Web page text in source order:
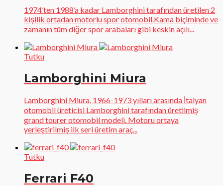
1974’ten 1988’a kadar Lamborghini tarafından üretilen 2
kişilik ortadan motorlu spor otomobil.Kama biçiminde ve
zamanın tüm diğer spor arabaları gibi keskin açılı...
Tutku
Lamborghini Miura
Lamborghini Miura, 1966-1973 yılları arasında İtalyan
otomobil üreticisi Lamborghini tarafından üretilmiş
grand tourer otomobil modeli. Motoru ortaya
yerleştirilmiş ilk seri üretim araç...
Tutku
Ferrari F40